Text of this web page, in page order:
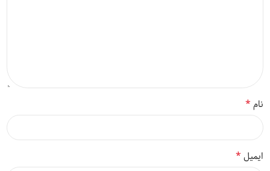
نام*
ایمیل*